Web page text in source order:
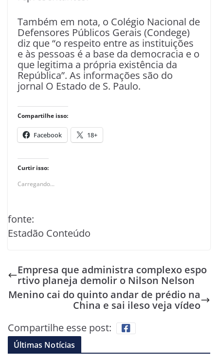
Também em nota, o Colégio Nacional de
Defensores Públicos Gerais (Condege)
diz que “o respeito entre as instituições
e às pessoas é a base da democracia e o
que legitima a própria existência da
República”. As informações são do
jornal O Estado de S. Paulo.
Compartilhe isso:
Facebook 18+
Curtir isso:
Carregando...
fonte:
Estadão Conteúdo
Empresa que administra complexo espo
rtivo planeja demolir o Nilson Nelson
Menino cai do quinto andar de prédio na
China e sai ileso veja vídeo
Compartilhe esse post:
Últimas Notícias